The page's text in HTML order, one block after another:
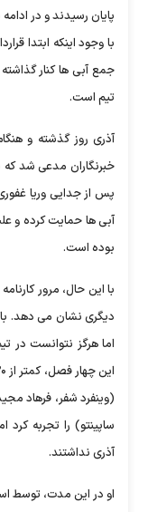
پایان رسیدند و در
با وجود اینکه ابتدا
تیم است.
آذری روز گذشته و
خبرنگاران مدعی شد که
پس از جدایی وریا غفوری
آبی ها حمایت کرده و
بوده است.
با این حال، مرور
دیگری نشان می دهد.
اما هرگز نتوانست در
(وینفرد شفر، فرهاد
ساپینتو) را تجربه
آذری نداشتند.
او در این مدت، توسط